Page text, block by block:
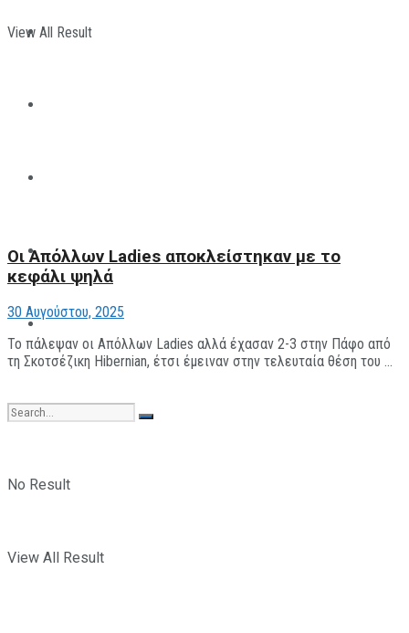
ΠΑΡΑΘΛΗΤΙΣΜΟΣ
ΠΑΝΕΠΙΣΤΗΜΙΑΚΟΣ
The All Sportcaster
No Result
View All Result
View All Result
Οι Απόλλων Ladies αποκλείστηκαν με το
κεφάλι ψηλά
30 Αυγούστου, 2025
Το πάλεψαν οι Απόλλων Ladies αλλά έχασαν 2-3 στην Πάφο από
τη Σκοτσέζικη Hibernian, έτσι έμειναν στην τελευταία θέση του ...